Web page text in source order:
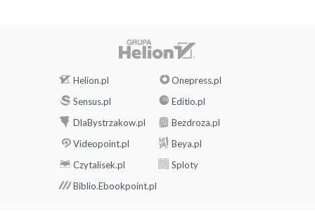
Helion.pl
Onepress.pl
Sensus.pl
Editio.pl
DlaBystrzakow.pl
Bezdroza.pl
Videopoint.pl
Beya.pl
Czytalisek.pl
Sploty
Biblio.Ebookpoint.pl